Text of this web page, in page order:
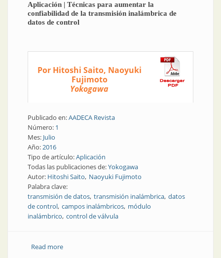
Aplicación | Técnicas para aumentar la
confiabilidad de la transmisión inalámbrica de
datos de control
Por Hitoshi Saito, Naoyuki
Fujimoto
Yokogawa
Publicado en:AADECA Revista
Número: 1
Mes: Julio
Año:2016
Tipo de artículo:Aplicación
Todas las publicaciones de:Yokogawa
Autor: Hitoshi Saito Naoyuki Fujimoto
Palabra clave:
transmisión de datos transmisión inalámbrica datos
de control campos inalámbricos módulo
inalámbrico control de válvula
Read moreabout Aplicación | Técnicas para aumentar la